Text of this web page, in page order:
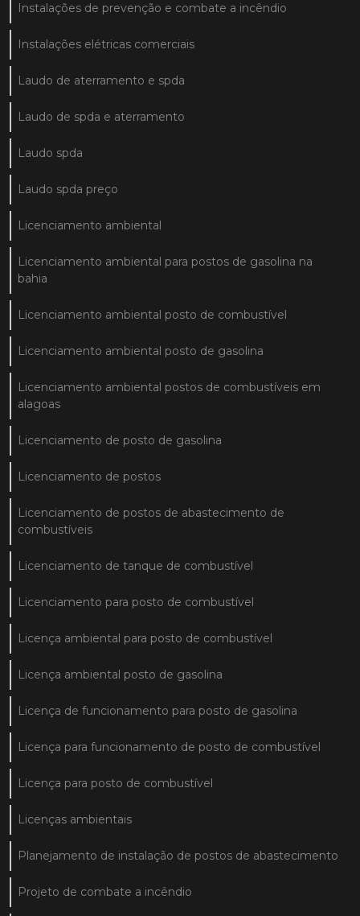
Instalações de prevenção e combate a incêndio
Instalações elétricas comerciais
Laudo de aterramento e spda
Laudo de spda e aterramento
Laudo spda
Laudo spda preço
Licenciamento ambiental
Licenciamento ambiental para postos de gasolina na
bahia
Licenciamento ambiental posto de combustível
Licenciamento ambiental posto de gasolina
Licenciamento ambiental postos de combustíveis em
alagoas
Licenciamento de posto de gasolina
Licenciamento de postos
Licenciamento de postos de abastecimento de
combustíveis
Licenciamento de tanque de combustível
Licenciamento para posto de combustível
Licença ambiental para posto de combustível
Licença ambiental posto de gasolina
Licença de funcionamento para posto de gasolina
Licença para funcionamento de posto de combustível
Licença para posto de combustível
Licenças ambientais
Planejamento de instalação de postos de abastecimento
Projeto de combate a incêndio